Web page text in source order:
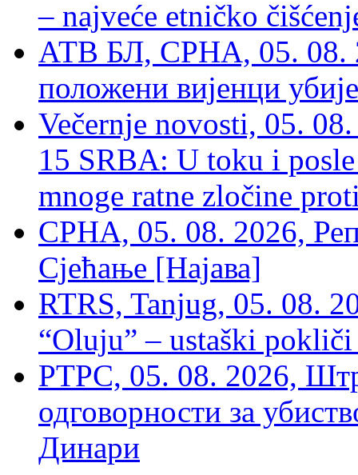
– najveće etničko
АТВ БЛ, СРНА, 05. 08.
положени вијенци
Večernje novosti, 05.
15 SRBA: U toku i
mnoge ratne zločine
СРНА, 05. 08. 2026,
Сјећање [Најава]
RTRS, Tanjug, 05. 08.
“Oluju” – ustaški
РТРС, 05. 08. 2026,
одговорности за
Динари